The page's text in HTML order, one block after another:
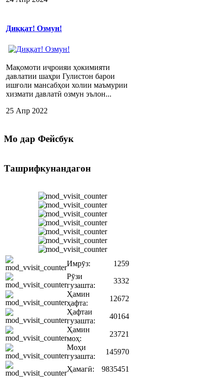
Диққат! Озмун!
Мақомоти иҷроияи ҳокимияти
давлатии шаҳри Гулистон барои
ишғоли мансабҳои холии маъмурии
хизмати давлатӣ озмун эълон...
25 Апр 2022
Мо дар Фейсбук
Ташрифкунандагон
Имрӯз:
1259
Рӯзи
гузашта:
3332
Ҳамин
ҳафта:
12672
Ҳафтаи
гузашта:
40164
Ҳамин
моҳ:
23721
Моҳи
гузашта:
145970
Ҳамагӣ: 9835451